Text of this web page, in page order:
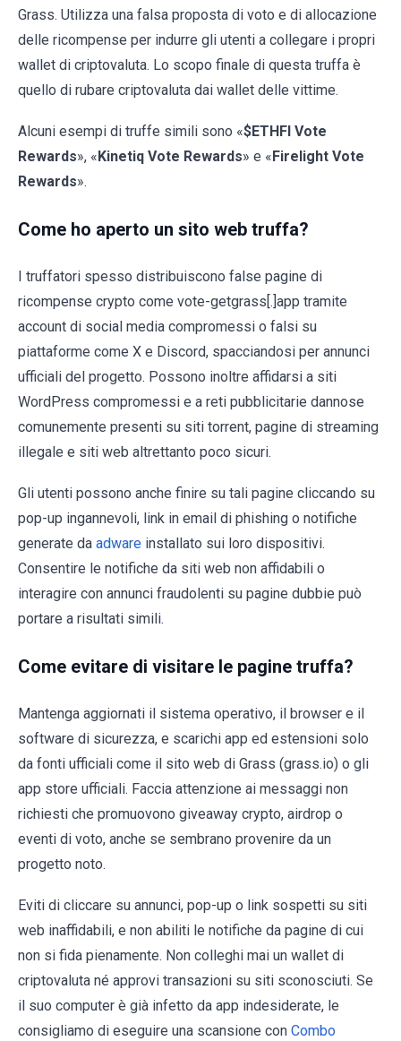
Grass. Utilizza una falsa proposta di voto e di allocazione
delle ricompense per indurre gli utenti a collegare i propri
wallet di criptovaluta. Lo scopo finale di questa truffa è
quello di rubare criptovaluta dai wallet delle vittime.
Alcuni esempi di truffe simili sono «$ETHFI Vote
Rewards», « Kinetiq Vote Rewards» e « Firelight Vote
Rewards».
Come ho aperto un sito web truffa?
I truffatori spesso distribuiscono false pagine di
ricompense crypto come vote-getgrass[.]app tramite
account di social media compromessi o falsi su
piattaforme come X e Discord, spacciandosi per annunci
ufficiali del progetto. Possono inoltre affidarsi a siti
WordPress compromessi e a reti pubblicitarie dannose
comunemente presenti su siti torrent, pagine di streaming
illegale e siti web altrettanto poco sicuri.
Gli utenti possono anche finire su tali pagine cliccando su
pop-up ingannevoli, link in email di phishing o notifiche
generate da adware installato sui loro dispositivi.
Consentire le notifiche da siti web non affidabili o
interagire con annunci fraudolenti su pagine dubbie può
portare a risultati simili.
Come evitare di visitare le pagine truffa?
Mantenga aggiornati il sistema operativo, il browser e il
software di sicurezza, e scarichi app ed estensioni solo
da fonti ufficiali come il sito web di Grass (grass.io) o gli
app store ufficiali. Faccia attenzione ai messaggi non
richiesti che promuovono giveaway crypto, airdrop o
eventi di voto, anche se sembrano provenire da un
progetto noto.
Eviti di cliccare su annunci, pop-up o link sospetti su siti
web inaffidabili, e non abiliti le notifiche da pagine di cui
non si fida pienamente. Non colleghi mai un wallet di
criptovaluta né approvi transazioni su siti sconosciuti. Se
il suo computer è già infetto da app indesiderate, le
consigliamo di eseguire una scansione con Combo